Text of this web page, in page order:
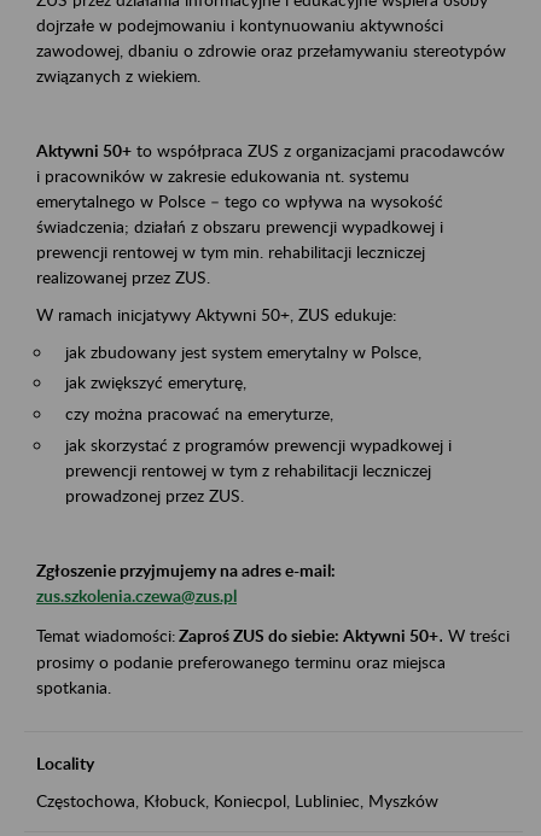
dojrzałe w podejmowaniu i kontynuowaniu aktywności
zawodowej, dbaniu o zdrowie oraz przełamywaniu stereotypów
związanych z wiekiem.
Aktywni 50+ to współpraca ZUS z organizacjami pracodawców
i pracowników w zakresie edukowania nt. systemu
emerytalnego w Polsce – tego co wpływa na wysokość
świadczenia; działań z obszaru prewencji wypadkowej i
prewencji rentowej w tym min. rehabilitacji leczniczej
realizowanej przez ZUS.
W ramach inicjatywy Aktywni 50+, ZUS edukuje:
jak zbudowany jest system emerytalny w Polsce,
jak zwiększyć emeryturę,
czy można pracować na emeryturze,
jak skorzystać z programów prewencji wypadkowej i
prewencji rentowej w tym z rehabilitacji leczniczej
prowadzonej przez ZUS.
Zgłoszenie przyjmujemy na adres e-mail:
zus.szkolenia.czewa@zus.pl
Temat wiadomości:Zaproś ZUS do siebie: Aktywni 50+. W treści
prosimy o podanie preferowanego terminu oraz miejsca
spotkania.
Locality
Częstochowa, Kłobuck, Koniecpol, Lubliniec, Myszków